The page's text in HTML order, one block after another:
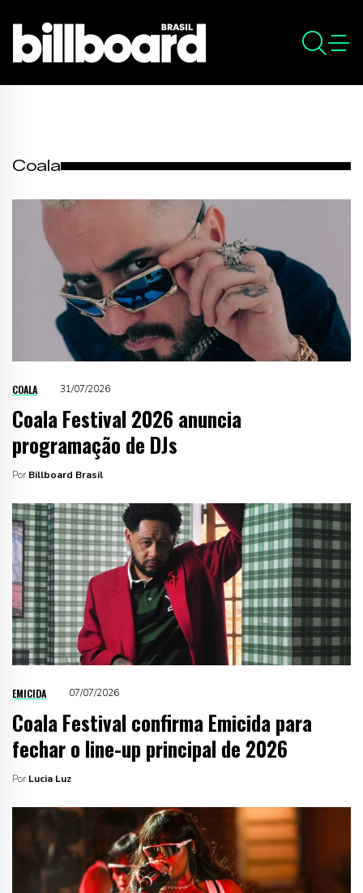
Coala
COALA 31/07/2026
Coala Festival 2026 anuncia
programação de DJs
Por Billboard Brasil
EMICIDA 07/07/2026
Coala Festival confirma Emicida para
fechar o line-up principal de 2026
Por Lucia Luz